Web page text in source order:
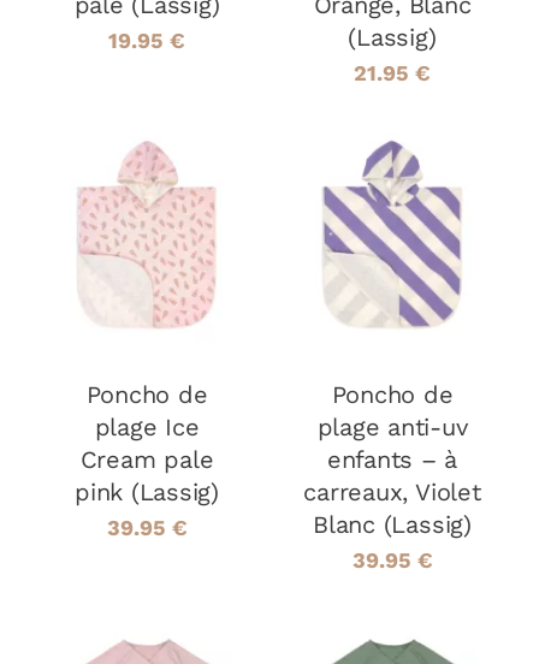
SUR
LA
19.95 €
SUR
LA
PAGE
DU
(Lassig)
21.95 €
AJOUTER AU
PANIER
/
DÉTAILS
Poncho de
plage Ice
Cream pale
pink (Lassig)
39.95 €
AJOUTER AU
PANIER
/
DÉTAILS
Poncho de
plage anti-uv
enfants – à
carreaux, Violet
Blanc (Lassig)
39.95 €